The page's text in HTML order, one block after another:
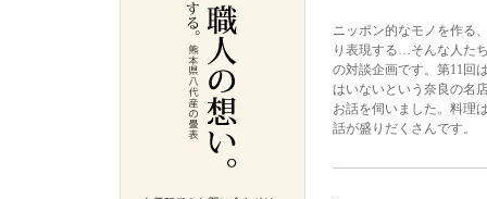
ニッポン的なモノを作る
り表現する…そんな人た
の対談企画です。第11回
はいないという奈良の名
お話を伺いました。料理
話が盛りだくさんです。